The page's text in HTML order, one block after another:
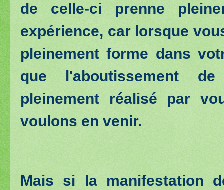
de celle-ci prenne
expérience, car lorsque
pleinement forme dans
que l'aboutissement
pleinement réalisé par
voulons en venir.
Mais si la manifestation